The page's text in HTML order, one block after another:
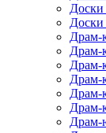
Доски
Доски
Драм-
Драм-
Драм-
Драм-
Драм-
Драм-